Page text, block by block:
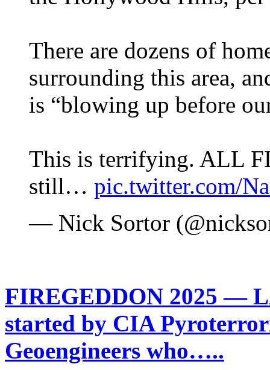
There are dozens of
surrounding this area,
is “blowing up before
This is terrifying. ALL
still… pic.twitter.com/
— Nick Sortor
FIREGEDDON 2025 —
started by CIA
Geoengineers who…..